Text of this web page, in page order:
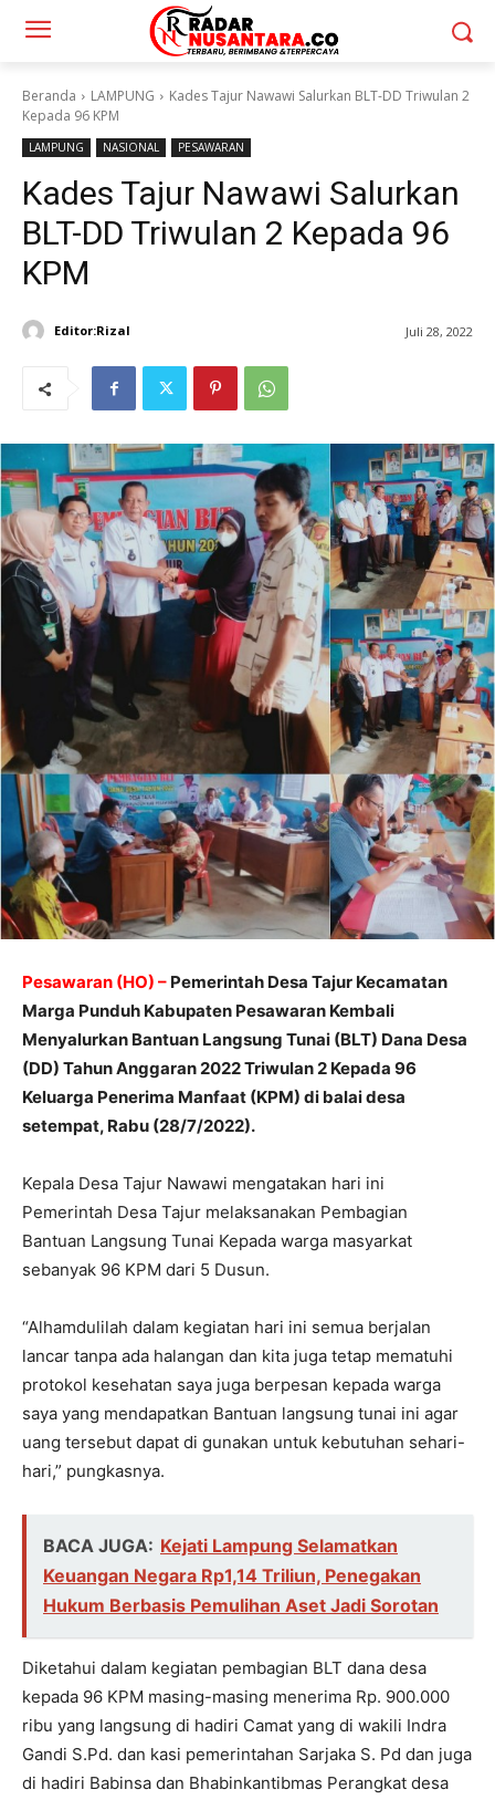
Beranda LAMPUNG
Kades Tajur Nawawi Salurkan BLT-DD Triwulan 2
Kepada 96 KPM
LAMPUNG NASIONAL PESAWARAN
Kades Tajur Nawawi Salurkan
BLT-DD Triwulan 2 Kepada 96
KPM
Editor:Rizal Juli 28, 2022
Pesawaran (HO) – Pemerintah Desa Tajur Kecamatan
Marga Punduh Kabupaten Pesawaran Kembali
Menyalurkan Bantuan Langsung Tunai (BLT) Dana Desa
(DD) Tahun Anggaran 2022 Triwulan 2 Kepada 96
Keluarga Penerima Manfaat (KPM) di balai desa
setempat, Rabu (28/7/2022).
Kepala Desa Tajur Nawawi mengatakan hari ini
Pemerintah Desa Tajur melaksanakan Pembagian
Bantuan Langsung Tunai Kepada warga masyarkat
sebanyak 96 KPM dari 5 Dusun.
“Alhamdulilah dalam kegiatan hari ini semua berjalan
lancar tanpa ada halangan dan kita juga tetap mematuhi
protokol kesehatan saya juga berpesan kepada warga
saya yang mendapatkan Bantuan langsung tunai ini agar
uang tersebut dapat di gunakan untuk kebutuhan sehari-
hari,” pungkasnya.
BACA JUGA: Kejati Lampung Selamatkan
Keuangan Negara Rp1,14 Triliun, Penegakan
Hukum Berbasis Pemulihan Aset Jadi Sorotan
Diketahui dalam kegiatan pembagian BLT dana desa
kepada 96 KPM masing-masing menerima Rp. 900.000
ribu yang langsung di hadiri Camat yang di wakili Indra
Gandi S.Pd. dan kasi pemerintahan Sarjaka S. Pd dan juga
di hadiri Babinsa dan Bhabinkantibmas Perangkat desa